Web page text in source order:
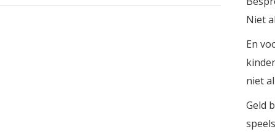
Niet
En
niet
Geld